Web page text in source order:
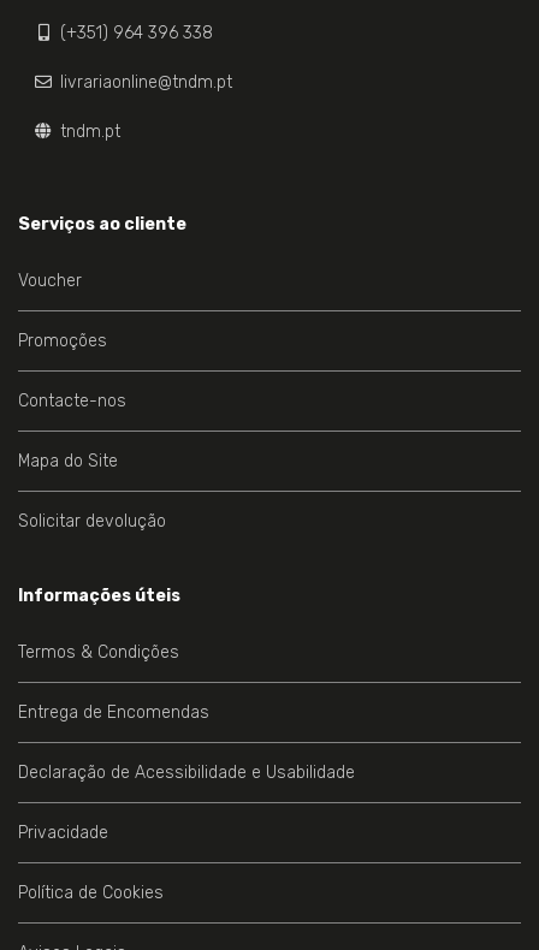
(+351) 964 396 338
livrariaonline@tndm.pt
tndm.pt
Serviços ao cliente
Voucher
Promoções
Contacte-nos
Mapa do Site
Solicitar devolução
Informações úteis
Termos & Condições
Entrega de Encomendas
Declaração de Acessibilidade e Usabilidade
Privacidade
Política de Cookies